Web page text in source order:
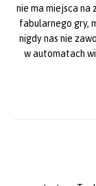
nie ma miejsca na
fabularnego gry,
nigdy nas nie
w automatach